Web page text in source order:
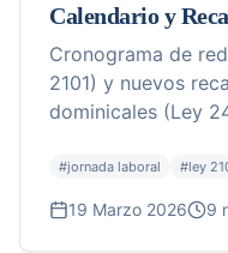
Calendario y
Cronograma de
2101) y nuevos
dominicales (Ley
#jornada laboral #ley
19 Marzo 2026 9